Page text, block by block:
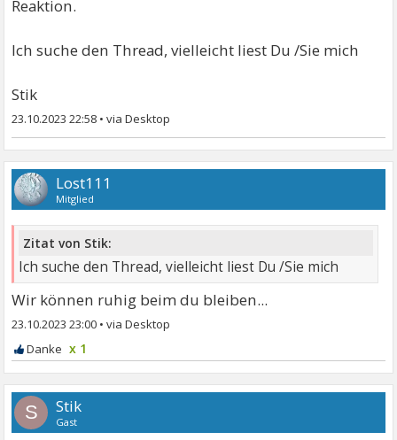
Reaktion.
Ich suche den Thread, vielleicht liest Du /Sie mich
Stik
23.10.2023 22:58 •
Lost111
Mitglied
Zitat von Stik:
Ich suche den Thread, vielleicht liest Du /Sie mich
Wir können ruhig beim du bleiben...
23.10.2023 23:00 •
x 1
S Stik
Gast